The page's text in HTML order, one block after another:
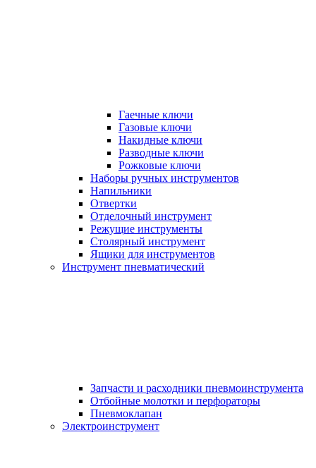
Гаечные ключи
Газовые ключи
Накидные ключи
Разводные ключи
Рожковые ключи
Наборы ручных инструментов
Напильники
Отвертки
Отделочный инструмент
Режущие инструменты
Столярный инструмент
Ящики для инструментов
Инструмент пневматический
Запчасти и расходники пневмоинструмента
Отбойные молотки и перфораторы
Пневмоклапан
Электроинструмент